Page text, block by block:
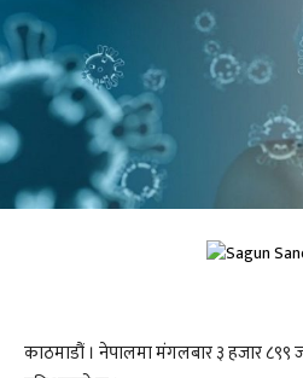
काठमाडौं । नेपालमा मंगलबार ३ हजार ८९९